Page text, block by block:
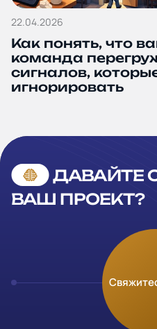
22.04.2026
Как понять, что
команда
сигналов,
игнорировать
ДАВАЙТЕ
ВАШ ПРОЕКТ?
Оставьте
Заполните и отправьте
течение рабочего дня